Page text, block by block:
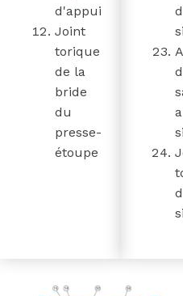
d'appui
Joint
torique
de la
bride
du
presse-
étoupe